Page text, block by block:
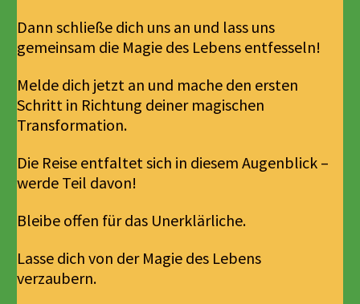
Dann schließe dich uns an und lass uns
gemeinsam die Magie des Lebens entfesseln!
Melde dich jetzt an und mache den ersten
Schritt in Richtung deiner magischen
Transformation.
Die Reise entfaltet sich in diesem Augenblick –
werde Teil davon!
Bleibe offen für das Unerklärliche.
Lasse dich von der Magie des Lebens
verzaubern.